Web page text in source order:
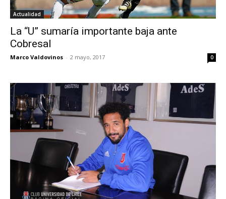
Actualidad
La “U” sumaría importante baja ante
Cobresal
Marco Valdovinos - 2 mayo, 2017 0